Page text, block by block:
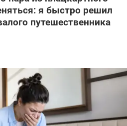
я быстро решил
путешественника